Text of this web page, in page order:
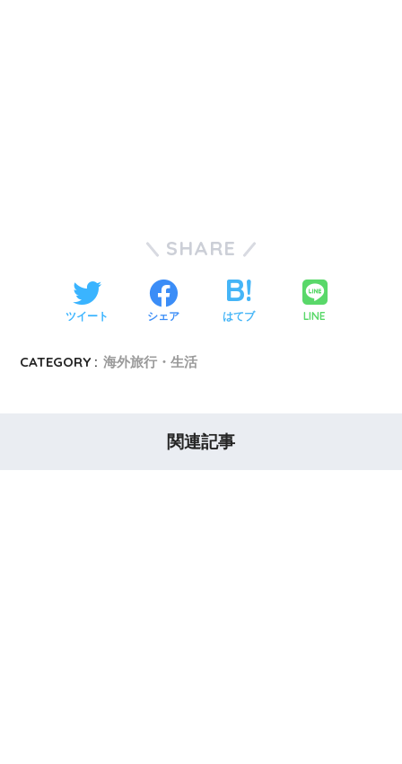
SHARE
ツイート シェア はてブ LINE
CATEGORY : 海外旅行・生活
関連記事